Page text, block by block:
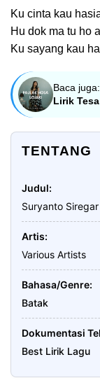
Ku cinta kau
Hu dok ma tu ho
Ku sayang kau
Baca juga:
Lirik
TENTANG
Judul
Suryanto
Artis
Various Artists
Bahasa/Genre
Batak
Dokumentasi
Best Lirik Lagu